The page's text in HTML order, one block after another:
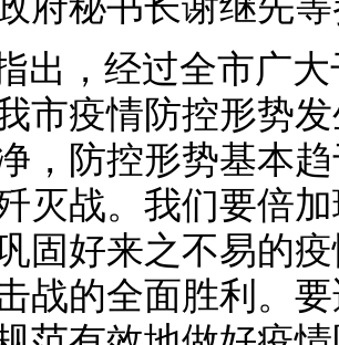
出，经过全市广
市疫情防控形势
，防控形势基本
灭战。我们要倍
固好来之不易的
战的全面胜利。